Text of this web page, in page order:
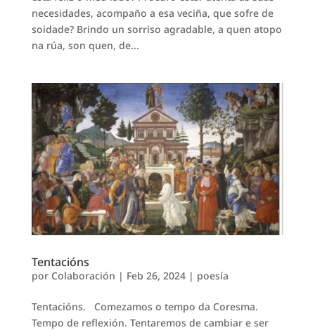
necesidades, acompaño a esa veciña, que sofre de
soidade? Brindo un sorriso agradable, a quen atopo
na rúa, son quen, de...
Tentacións
por Colaboración | Feb 26, 2024| poesía
Tentacións. Comezamos o tempo da Coresma.
Tempo de reflexión. Tentaremos de cambiar e ser